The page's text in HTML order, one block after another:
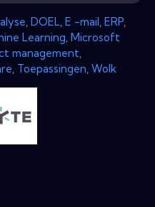
DOEL E -mail ERP
Learning Microsoft
management
Toepassingen Wolk